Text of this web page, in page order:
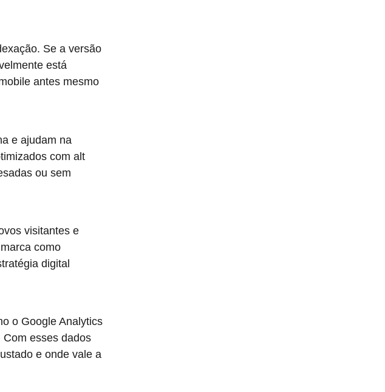
Se a versão
está
antes mesmo
e ajudam na
com alt
ou sem
visitantes e
como
digital
o Google Analytics
esses dados
e onde vale a